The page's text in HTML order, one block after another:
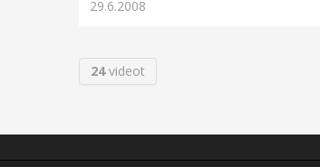
29.6.2008
24videot